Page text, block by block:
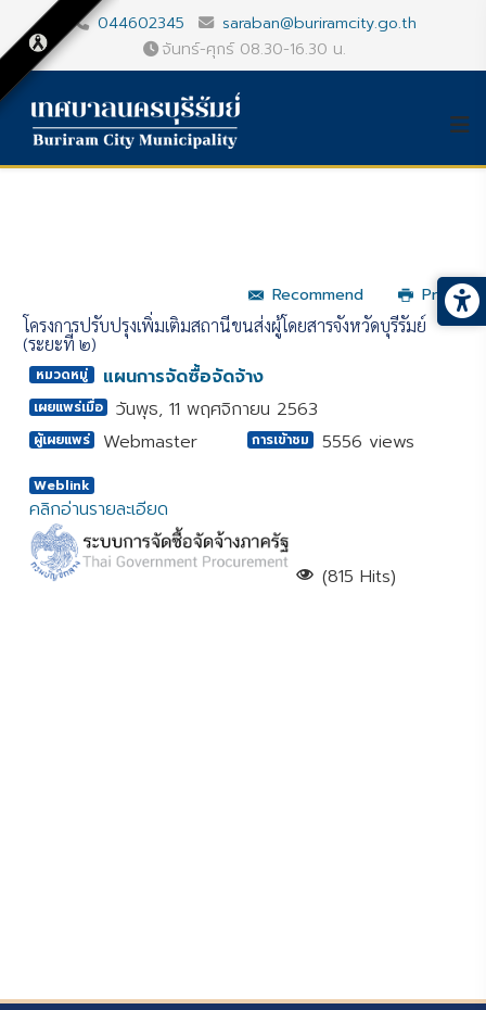
044602345
saraban@buriramcity.go.th
จันทร์-ศุกร์ 08.30-16.30 น.
Recommend
Print
โครงการปรับปรุงเพิ่มเติมสถานีขนส่งผู้โดยสารจังหวัดบุรีรัมย์
(ระยะที่ ๒)
หมวดหมู่ แผนการจัดซื้อจัดจ้าง
เผยแพร่เมื่อ วันพุธ, 11 พฤศจิกายน 2563
ผู้เผยแพร่ Webmaster การเข้าชม 5556 views
Weblink
คลิกอ่านรายละเอียด
(815 Hits)